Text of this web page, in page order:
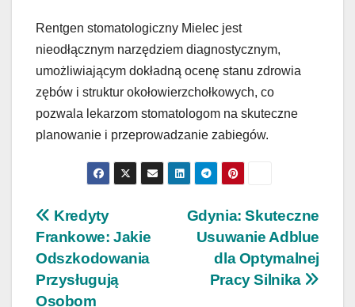
Rentgen stomatologiczny Mielec jest
nieodłącznym narzędziem diagnostycznym,
umożliwiającym dokładną ocenę stanu zdrowia
zębów i struktur okołowierzchołkowych, co
pozwala lekarzom stomatologom na skuteczne
planowanie i przeprowadzanie zabiegów.
Nawigacja
wpisu
Gdynia: Skuteczne
Usuwanie Adblue
dla Optymalnej
Pracy Silnika
Kredyty
Frankowe: Jakie
Odszkodowania
Przysługują
Osobom